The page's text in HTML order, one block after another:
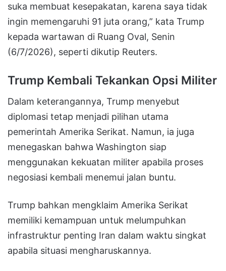
suka membuat kesepakatan, karena saya tidak
ingin memengaruhi 91 juta orang,” kata Trump
kepada wartawan di Ruang Oval, Senin
(6/7/2026), seperti dikutip Reuters.
Trump Kembali Tekankan Opsi Militer
Dalam keterangannya, Trump menyebut
diplomasi tetap menjadi pilihan utama
pemerintah Amerika Serikat. Namun, ia juga
menegaskan bahwa Washington siap
menggunakan kekuatan militer apabila proses
negosiasi kembali menemui jalan buntu.
Trump bahkan mengklaim Amerika Serikat
memiliki kemampuan untuk melumpuhkan
infrastruktur penting Iran dalam waktu singkat
apabila situasi mengharuskannya.